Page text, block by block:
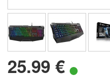
25.99 €